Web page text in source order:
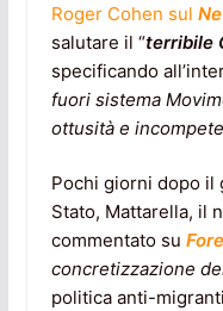
Roger Cohen sul
salutare il “terribile
specificando
fuori sistema
ottusità e
Pochi giorni dopo il
Stato, Mattarella, il
commentato su
concretizzazione
politica anti-